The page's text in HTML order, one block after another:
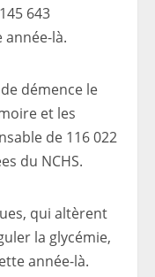
643
année-là.
démence le
et les
de 116 022
du NCHS.
qui altèrent
la glycémie,
année-là.